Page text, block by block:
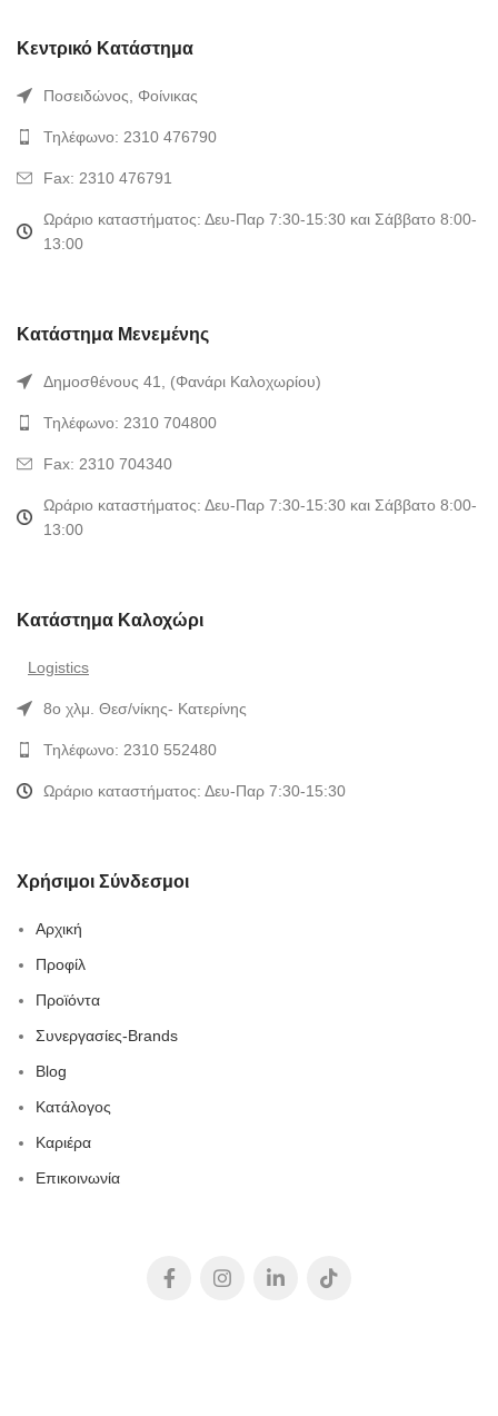
Κεντρικό Κατάστημα
Ποσειδώνος, Φοίνικας
Τηλέφωνο: 2310 476790
Fax: 2310 476791
Ωράριο καταστήματος: Δευ-Παρ 7:30-15:30 και Σάββατο 8:00-
13:00
Κατάστημα Μενεμένης
Δημοσθένους 41, (Φανάρι Καλοχωρίου)
Τηλέφωνο: 2310 704800
Fax: 2310 704340
Ωράριο καταστήματος: Δευ-Παρ 7:30-15:30 και Σάββατο 8:00-
13:00
Κατάστημα Καλοχώρι
Logistics
8ο χλμ. Θεσ/νίκης- Κατερίνης
Τηλέφωνο: 2310 552480
Ωράριο καταστήματος: Δευ-Παρ 7:30-15:30
Χρήσιμοι Σύνδεσμοι
Αρχική
Προφίλ
Προϊόντα
Συνεργασίες-Brands
Blog
Κατάλογος
Καριέρα
Επικοινωνία